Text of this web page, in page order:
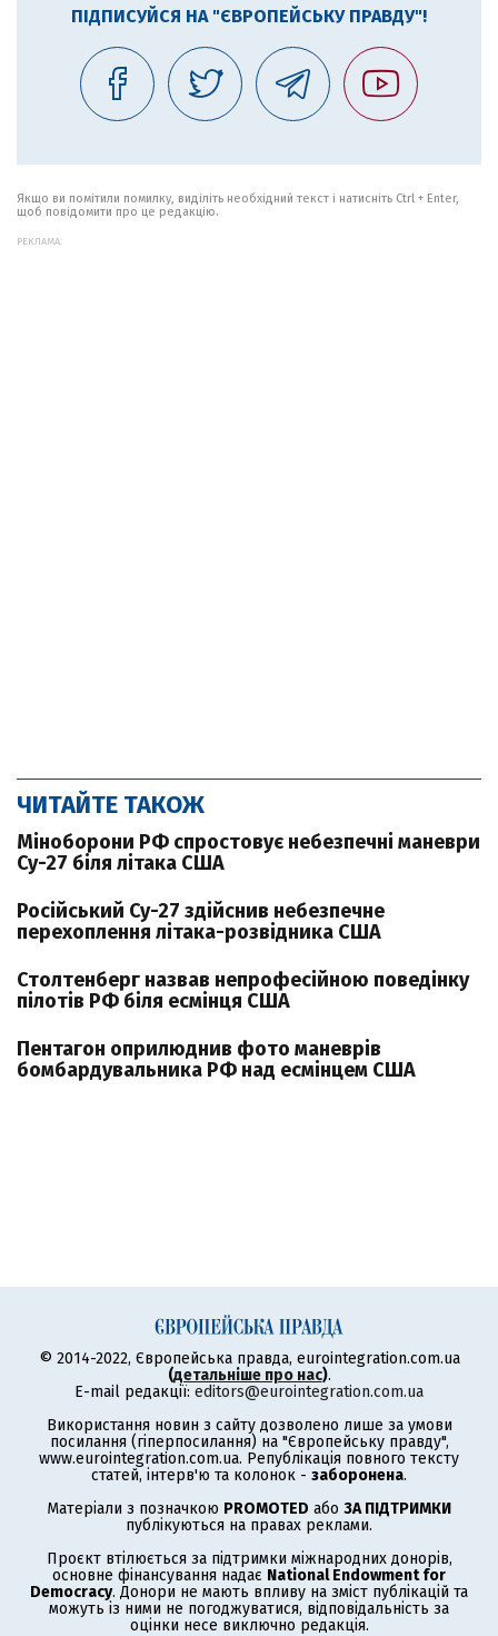
ПІДПИСУЙСЯ НА "ЄВРОПЕЙСЬКУ ПРАВДУ"!
Якщо ви помітили помилку, виділіть необхідний текст і натисніть Ctrl + Enter,
щоб повідомити про це редакцію.
РЕКЛАМА:
ЧИТАЙТЕ ТАКОЖ
Міноборони РФ спростовує небезпечні маневри
Су-27 біля літака США
Російський Су-27 здійснив небезпечне
перехоплення літака-розвідника США
Столтенберг назвав непрофесійною поведінку
пілотів РФ біля есмінця США
Пентагон оприлюднив фото маневрів
бомбардувальника РФ над есмінцем США
© 2014-2022, Європейська правда, eurointegration.com.ua
(детальніше про нас).
E-mail редакції: editors@eurointegration.com.ua
Використання новин з сайту дозволено лише за умови
посилання (гіперпосилання) на "Європейську правду",
www.eurointegration.com.ua. Републікація повного тексту
статей, інтерв'ю та колонок - заборонена.
Матеріали з позначкою PROMOTED або ЗА ПІДТРИМКИ
публікуються на правах реклами.
Проєкт втілюється за підтримки міжнародних донорів,
основне фінансування надає National Endowment for
Democracy. Донори не мають впливу на зміст публікацій та
можуть із ними не погоджуватися, відповідальність за
оцінки несе виключно редакція.